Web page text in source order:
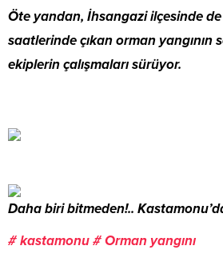
Öte yandan, İhsangazi ilçesinde
saatlerinde çıkan orman yangının
ekiplerin çalışmaları sürüyor.
Daha biri bitmeden!..
# kastamonu# Orman yangını